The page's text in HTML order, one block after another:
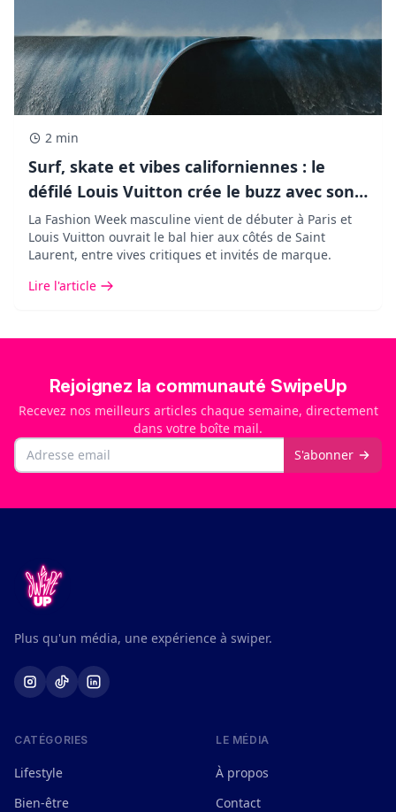
2 min
Surf, skate et vibes californiennes : le
défilé Louis Vuitton crée le buzz avec son
décor XXL !
La Fashion Week masculine vient de débuter à Paris et
Louis Vuitton ouvrait le bal hier aux côtés de Saint
Laurent, entre vives critiques et invités de marque.
Lire l'article
Rejoignez la communauté SwipeUp
Recevez nos meilleurs articles chaque semaine, directement
dans votre boîte mail.
Email S'abonner
Plus qu'un média, une expérience à swiper.
CATÉGORIES
Lifestyle
Bien-être
LE MÉDIA
À propos
Contact